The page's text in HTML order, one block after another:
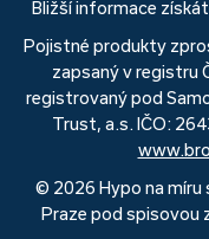
Bližší informace
Pojistné produkty
zapsaný v registru
registrovaný pod
Trust, a.s. IČO:
© 2026 Hypo na míru
Praze pod spisovou